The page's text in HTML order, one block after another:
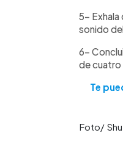
5- Exhala
sonido
6-
de
Te
Foto/